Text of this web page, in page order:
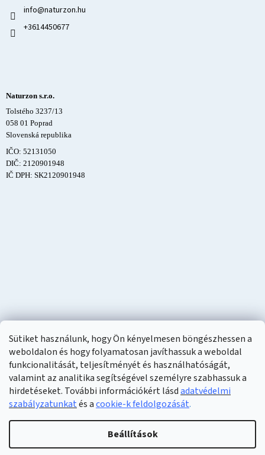
Sütiket használunk, hogy Ön kényelmesen böngészhessen a
weboldalon és hogy folyamatosan javíthassuk a weboldal
funkcionalitását, teljesítményét és használhatóságát,
valamint az analitika segítségével személyre szabhassuk a
hirdetéseket. További információkért lásdadatvédelmi
szabályzatunkatés acookie-k feldolgozását.
Beállítások
info@naturzon.hu
+3614450677
Naturzon s.r.o.
Tolstého 3237/13
058 01 Poprad
Slovenská republika
IČO: 52131050
DIČ: 2120901948
IČ DPH: SK2120901948
Shoptet készítette